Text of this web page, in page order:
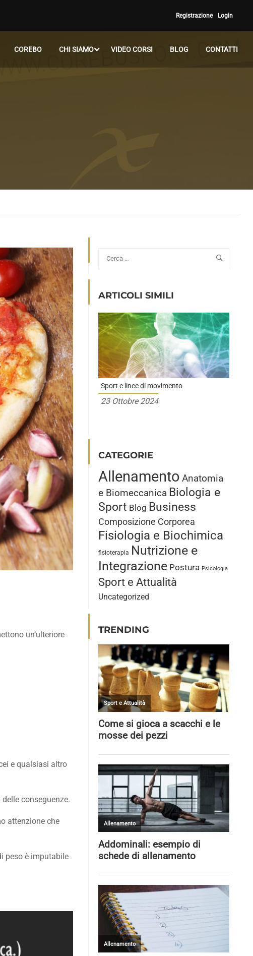
Registrazione Login
COREBO CHI SIAMO VIDEO CORSI BLOG CONTATTI
un’ulteriore
e qualsiasi altro
conseguenze.
attenzione che
peso è imputabile
ARTICOLI SIMILI
Sport e linee di movimento
23 Ottobre 2024
CATEGORIE
Allenamento Anatomia
e Biomeccanica Biologia e
Sport Blog Business
Composizione Corporea
Fisiologia e Biochimica
fisioterapia Nutrizione e
Integrazione Postura Psicologia
Sport e Attualità
Uncategorized
TRENDING